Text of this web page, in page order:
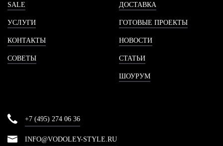
SALE
УСЛУГИ
КОНТАКТЫ
СОВЕТЫ
ДОСТАВКА
ГОТОВЫЕ ПРОЕКТЫ
НОВОСТИ
СТАТЬИ
ШОУРУМ
+7 (495) 274 06 36
INFO@VODOLEY-STYLE.RU